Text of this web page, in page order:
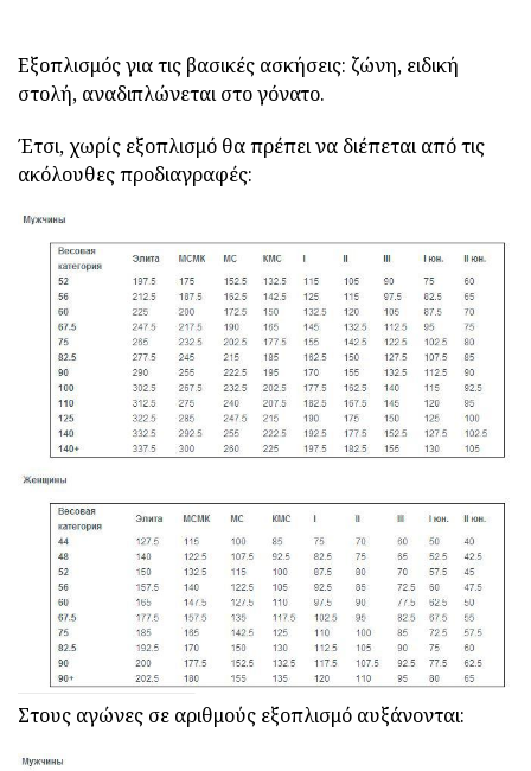
Εξοπλισμός για τις βασικές ασκήσεις: ζώνη, ειδική
στολή, αναδιπλώνεται στο γόνατο.
Έτσι, χωρίς εξοπλισμό θα πρέπει να διέπεται από τις
ακόλουθες προδιαγραφές:
Στους αγώνες σε αριθμούς εξοπλισμό αυξάνονται: